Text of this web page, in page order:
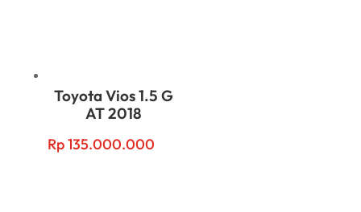
Toyota Vios 1.5 G
AT 2018
Rp135.000.000